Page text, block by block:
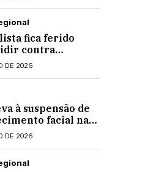
fica ferido
contra
químico que caiu
DE 2026
à suspensão de
facial nas
DE 2026